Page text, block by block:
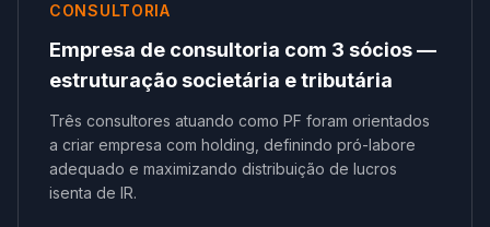
CONSULTORIA
Empresa de consultoria com 3 sócios —
estruturação societária e tributária
Três consultores atuando como PF foram orientados
a criar empresa com holding, definindo pró-labore
adequado e maximizando distribuição de lucros
isenta de IR.